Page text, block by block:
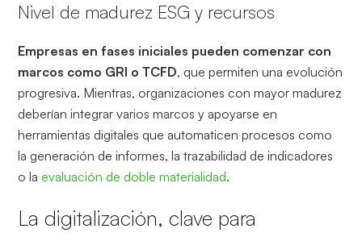
Nivel de madurez ESG y recursos
Empresas en fases iniciales pueden comenzar con
marcos como GRI o TCFD, que permiten una evolución
progresiva. Mientras, organizaciones con mayor madurez
deberían integrar varios marcos y apoyarse en
herramientas digitales que automaticen procesos como
la generación de informes, la trazabilidad de indicadores
o laevaluación de doble materialidad.
La digitalización, clave para